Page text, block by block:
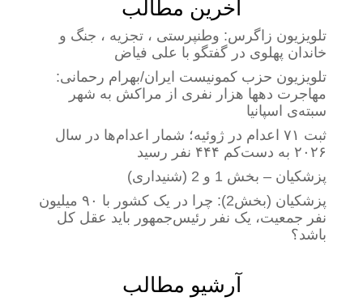
آخرین مطالب
تلویزیون زاگرس: وطنپرستی ، تجزیه ، جنگ و
خاندان پهلوی در گفتگو با علی فیاض
تلویزیون حزب کمونیست ایران/بهرام رحمانی:
مهاجرت دهها هزار نفری از مراکش به شهر
سبته‌ی اسپانیا
ثبت ۷۱ اعدام در ژوئیه؛ شمار اعدام‌ها در سال
۲۰۲۶ به دست‌کم ۴۴۴ نفر رسید
پزشکیان – بخش 1 و 2 (شنیداری)
پزشکیان (بخش2): چرا در یک کشور با ۹۰ میلیون
نفر جمعیت، یک نفر رئیس‌جمهور باید عقل کل
باشد؟
آرشیو مطالب